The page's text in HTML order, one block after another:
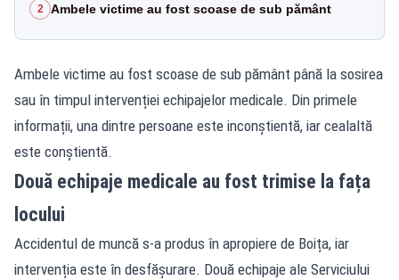
2 Ambele victime au fost scoase de sub pământ
Ambele victime au fost scoase de sub pământ până la sosirea
sau în timpul intervenției echipajelor medicale. Din primele
informații, una dintre persoane este inconștientă, iar cealaltă
este conștientă.
Două echipaje medicale au fost trimise la fața
locului
Accidentul de muncă s-a produs în apropiere de Boița, iar
intervenția este în desfășurare. Două echipaje ale Serviciului